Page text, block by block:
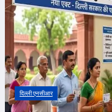
दिल्ली एनसीआर